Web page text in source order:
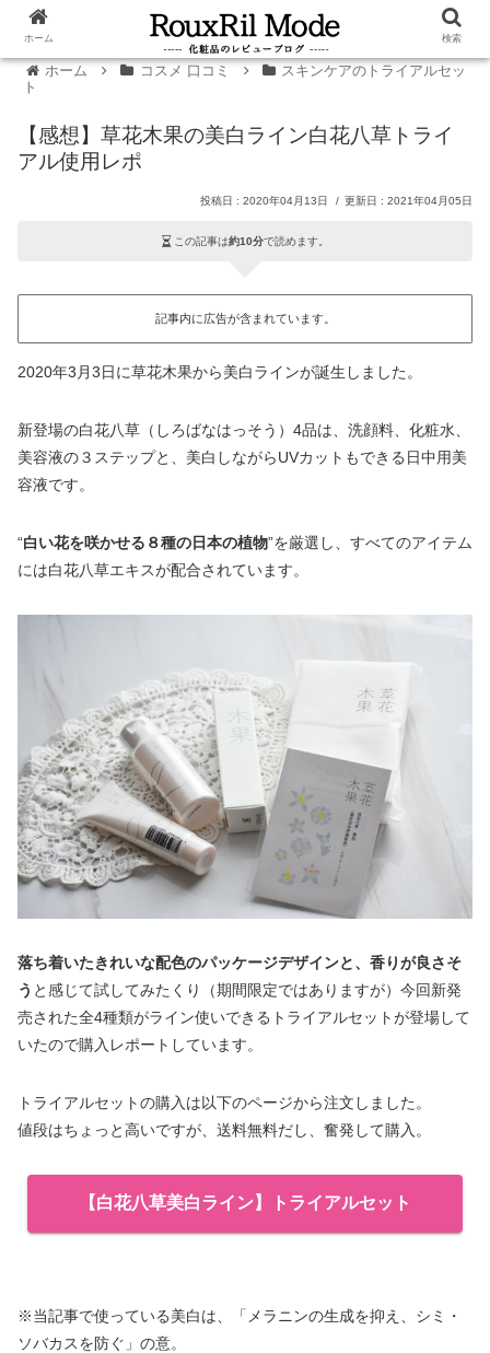
ホーム コスメ 口コミ
スキンケアのトライアルセッ
ト
【感想】草花木果の美白ライン白花八草トライ
アル使用レポ
2020年04月13日 2021年04月05日
この記事は約10分で読めます。
記事内に広告が含まれています。
2020年3月3日に草花木果から美白ラインが誕生しました。
新登場の白花八草（しろばなはっそう）4品は、洗顔料、化粧水、
美容液の３ステップと、美白しながらUVカットもできる日中用美
容液です。
“白い花を咲かせる８種の日本の植物”を厳選し、すべてのアイテム
には白花八草エキスが配合されています。
落ち着いたきれいな配色のパッケージデザインと、香りが良さそ
う と感じて試してみたくり（期間限定ではありますが）今回新発
売された全4種類がライン使いできるトライアルセットが登場して
いたので購入レポートしています。
トライアルセットの購入は以下のページから注文しました。
値段はちょっと高いですが、送料無料だし、奮発して購入。
【白花八草美白ライン】トライアルセット
※当記事で使っている美白は、「メラニンの生成を抑え、シミ・
ソバカスを防ぐ」の意。
ホーム 検索